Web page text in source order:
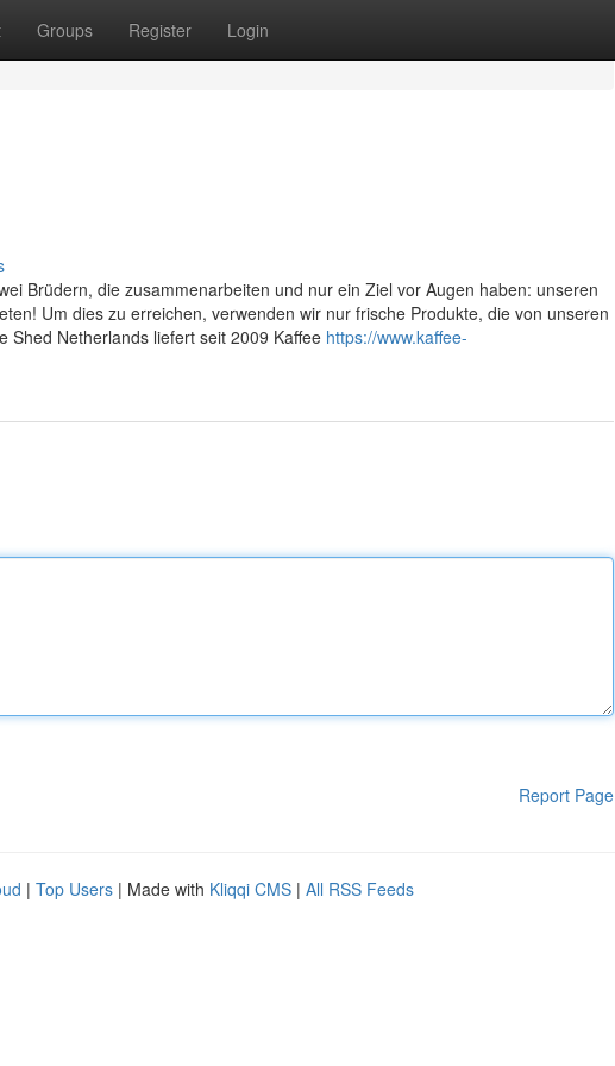
Groups Register Login
Brüdern, die zusammenarbeiten und nur ein Ziel vor Augen haben: unseren
Um dies zu erreichen, verwenden wir nur frische Produkte, die von unseren
Shed Netherlands liefert seit 2009 Kaffee https://www.kaffee-
Report Page
| Top Users | Made with Kliqqi CMS | All RSS Feeds